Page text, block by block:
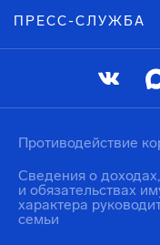
ПРЕСС-СЛУЖБА
Противодействие
Сведения о
и обязательствах
характера
семьи